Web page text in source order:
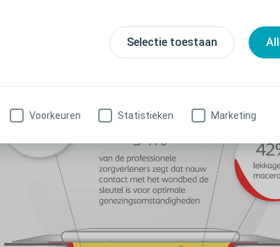
Selectie toestaan
Voorkeuren Statistieken Marketing